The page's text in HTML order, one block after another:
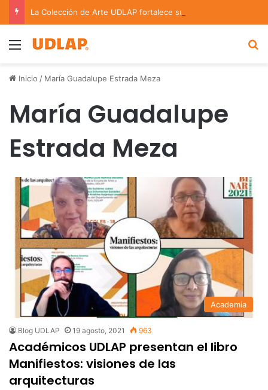
Menu
Inicio / María Guadalupe Estrada Meza
María Guadalupe
Estrada Meza
Academia
Blog UDLAP 19 agosto, 2021 963
Académicos UDLAP presentan el libro
Manifiestos: visiones de las
arquitecturas